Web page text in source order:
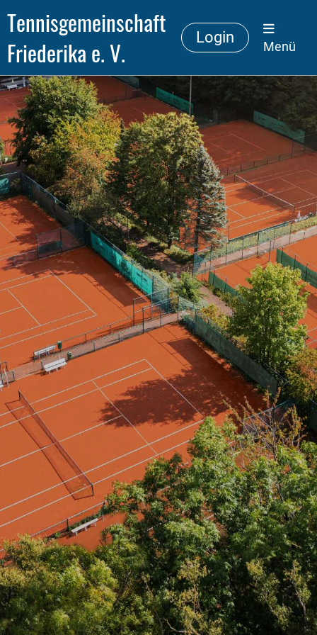
Tennisgemeinschaft
Friederika e. V.
Login
Menü